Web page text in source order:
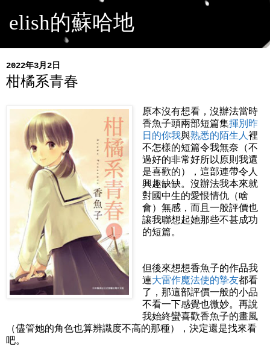
elish的蘇哈地
2022年3月2日
柑橘系青春
原本沒有想看，沒辦法當時
香魚子頭兩部短篇集揮別昨
日的你我與熟悉的陌生人 裡
不怎樣的短篇令我無奈（不
過好的非常好所以原則我還
是喜歡的），這部連帶令人
興趣缺缺。沒辦法我本來就
對國中生的愛恨情仇（啥
會）無感，而且一般評價也
讓我聯想起她那些不甚成功
的短篇。
但後來想想香魚子的作品我
連大雷作魔法使的摯友都看
了，那這部評價一般的小品
不看一下感覺也微妙。再說
我始終蠻喜歡香魚子的畫風
（儘管她的角色也算辨識度不高的那種），決定還是找來看
吧。